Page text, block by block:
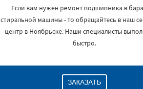
Если вам нужен ремонт подшипника в
стиральной машины - то обращайтесь в наш
центр в Ноябрьске. Наши специалисты
быстро.
ЗАКАЗАТЬ